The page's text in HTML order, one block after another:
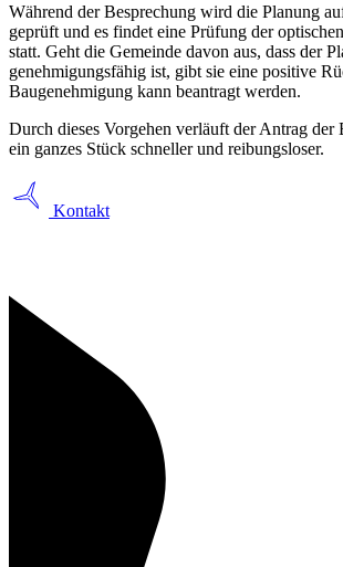
Während der Besprechung wird die Planung
geprüft und es findet eine Prüfung der
statt. Geht die Gemeinde davon aus, dass der
genehmigungsfähig ist, gibt sie eine positive
Baugenehmigung kann beantragt werden.
Durch dieses Vorgehen verläuft der Antrag der
ein ganzes Stück schneller und reibungsloser.
Kontakt